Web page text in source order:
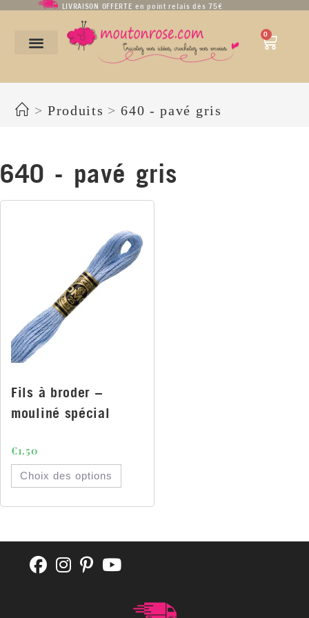
LIVRAISON OFFERTE en point relais dès 75€
0
> Produits > 640 - pavé gris
640 - pavé gris
Fils à broder –
mouliné spécial
€1.50
Choix des options